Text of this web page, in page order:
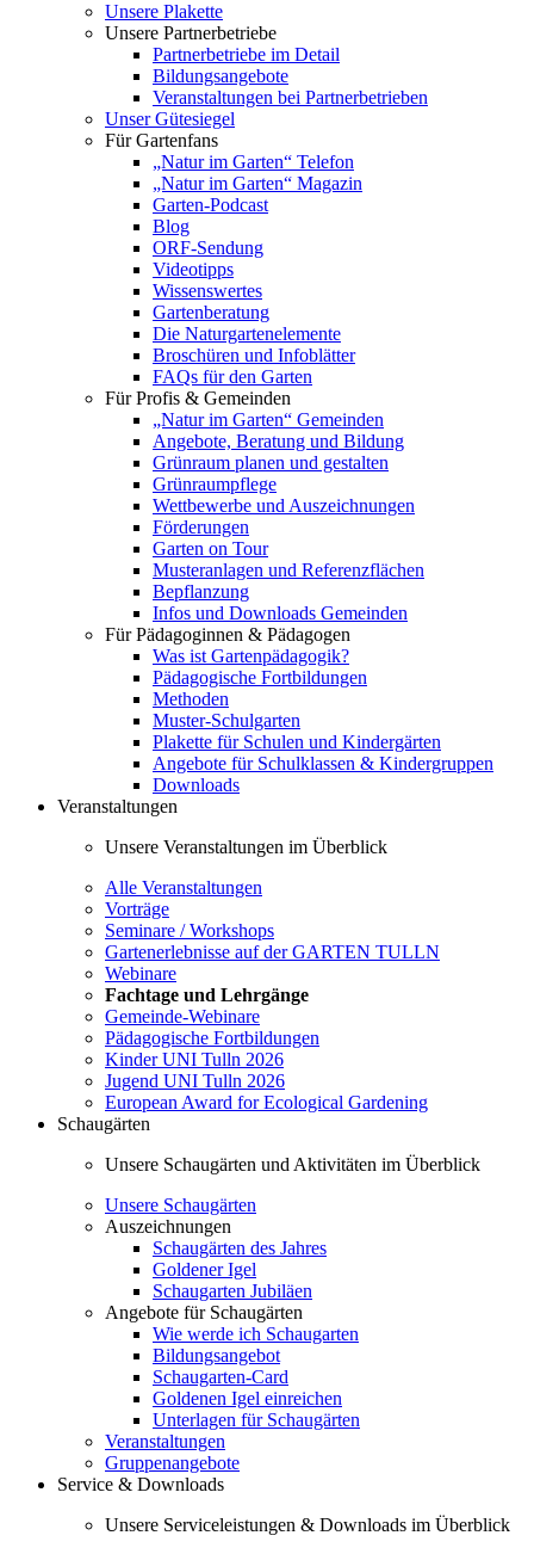
Unsere Plakette
Unsere Partnerbetriebe
Partnerbetriebe im Detail
Bildungsangebote
Veranstaltungen bei Partnerbetrieben
Unser Gütesiegel
Für Gartenfans
„Natur im Garten“ Telefon
„Natur im Garten“ Magazin
Garten-Podcast
Blog
ORF-Sendung
Videotipps
Wissenswertes
Gartenberatung
Die Naturgartenelemente
Broschüren und Infoblätter
FAQs für den Garten
Für Profis & Gemeinden
„Natur im Garten“ Gemeinden
Angebote, Beratung und Bildung
Grünraum planen und gestalten
Grünraumpflege
Wettbewerbe und Auszeichnungen
Förderungen
Garten on Tour
Musteranlagen und Referenzflächen
Bepflanzung
Infos und Downloads Gemeinden
Für Pädagoginnen & Pädagogen
Was ist Gartenpädagogik?
Pädagogische Fortbildungen
Methoden
Muster-Schulgarten
Plakette für Schulen und Kindergärten
Angebote für Schulklassen & Kindergruppen
Downloads
Veranstaltungen
Unsere Veranstaltungen im Überblick
Alle Veranstaltungen
Vorträge
Seminare / Workshops
Gartenerlebnisse auf der GARTEN TULLN
Webinare
Fachtage und Lehrgänge
Gemeinde-Webinare
Pädagogische Fortbildungen
Kinder UNI Tulln 2026
Jugend UNI Tulln 2026
European Award for Ecological Gardening
Schaugärten
Unsere Schaugärten und Aktivitäten im Überblick
Unsere Schaugärten
Auszeichnungen
Schaugärten des Jahres
Goldener Igel
Schaugarten Jubiläen
Angebote für Schaugärten
Wie werde ich Schaugarten
Bildungsangebot
Schaugarten-Card
Goldenen Igel einreichen
Unterlagen für Schaugärten
Veranstaltungen
Gruppenangebote
Service & Downloads
Unsere Serviceleistungen & Downloads im Überblick